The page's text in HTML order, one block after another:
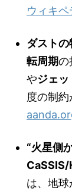
ウィキペ
ダストの
転周期の
やジェッ
度の制約
“火星側
CaSSIS/
は、地